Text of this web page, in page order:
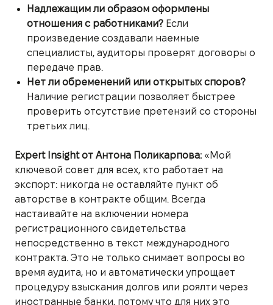
Надлежащим ли образом оформлены
отношения с работниками? Если
произведение создавали наемные
специалисты, аудиторы проверят договоры о
передаче прав.
Нет ли обременений или открытых споров?
Наличие регистрации позволяет быстрее
проверить отсутствие претензий со стороны
третьих лиц.
Expert Insight от Антона Поликарпова:«Мой
ключевой совет для всех, кто работает на
экспорт: никогда не оставляйте пункт об
авторстве в контракте общим. Всегда
настаивайте на включении номера
регистрационного свидетельства
непосредственно в текст международного
контракта. Это не только снимает вопросы во
время аудита, но и автоматически упрощает
процедуру взыскания долгов или роялти через
иностранные банки, потому что для них это